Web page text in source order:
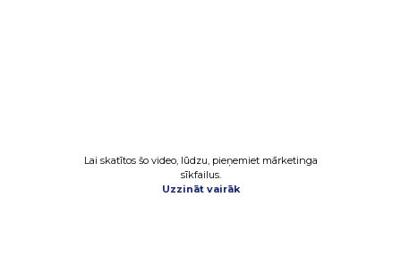
Lai skatītos šo video, lūdzu, pieņemiet mārketinga
sīkfailus.
Uzzināt vairāk